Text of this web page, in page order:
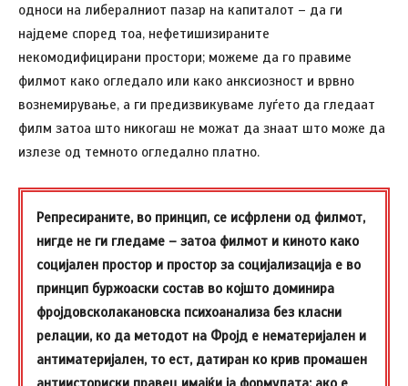
односи на либералниот пазар на капиталот – да ги
најдеме според тоа, нефетишизираните
некомодифицирани простори; можеме да го правиме
филмот како огледало или како анксиозност и врвно
вознемирување, а ги предизвикуваме луѓето да гледаат
филм затоа што никогаш не можат да знаат што може да
излезе од темното огледално платно.
Репресираните, во принцип, се исфрлени од филмот,
нигде не ги гледаме – затоа филмот и киното како
социјален простор и простор за социјализација е во
принцип буржоаски состав во којшто доминира
фројдовсколакановска психоанализа без класни
релации, ко да методот на Фројд е нематеријален и
антиматеријален, то ест, датиран ко крив промашен